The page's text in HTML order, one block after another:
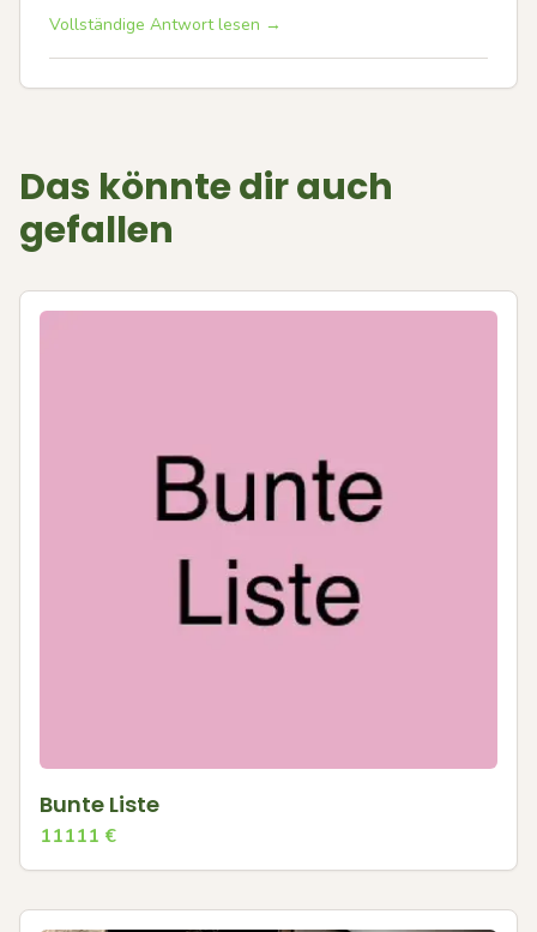
Vollständige Antwort lesen →
Das könnte dir auch
gefallen
Bunte Liste
11111 €